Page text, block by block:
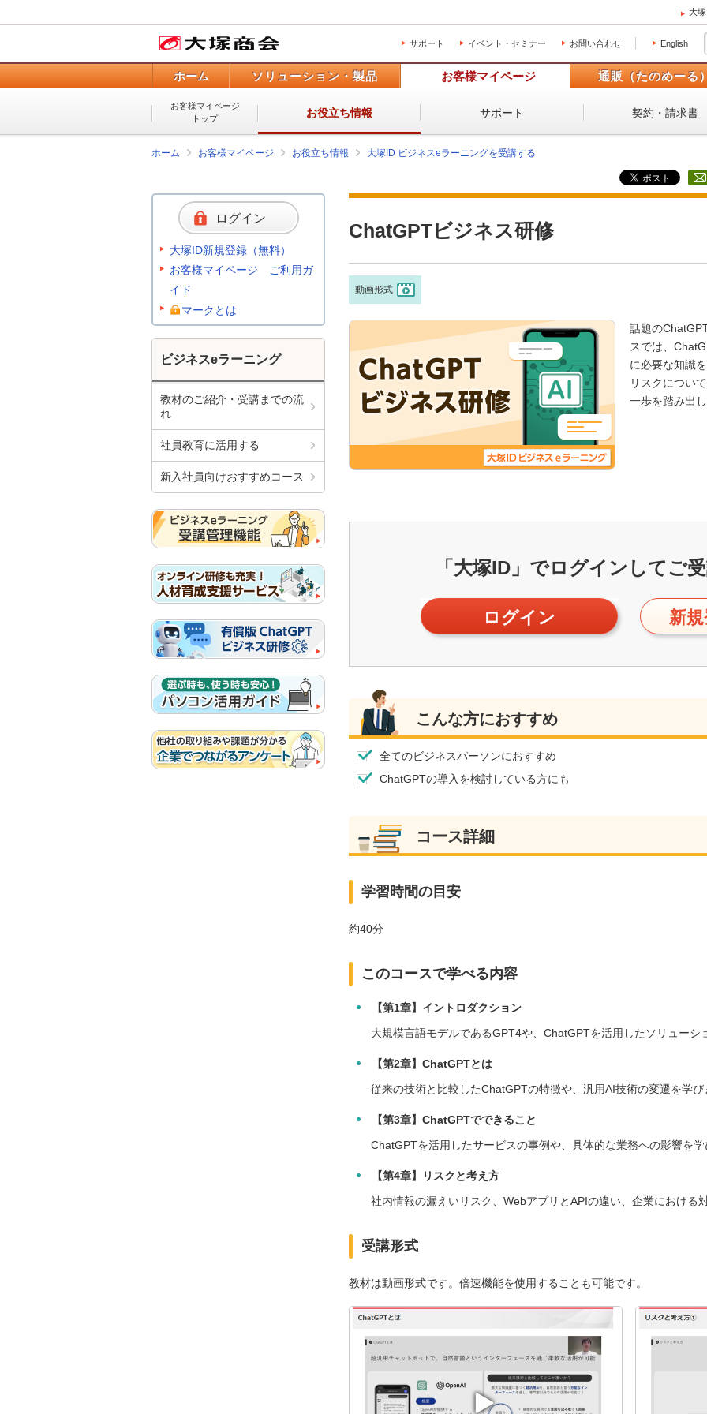
大
サポート イベント・セミナー お問い合わせ English
ホーム ソリューション・製品 お客様マイページ 通販（たのめーる）
お客様マイページ
トップ
お役立ち情報 サポート 契約・請求書
ホーム お客様マイページ お役立ち情報 大塚ID ビジネスeラーニングを受講する
ChatGPTビジネス研修
動画形式
話題の
スでは、
に必要な知識
リスクについ
一歩を踏み出し
「大塚ID」でログインしてご受
ログイン 新規
こんな方におすすめ
全てのビジネスパーソンにおすすめ
ChatGPTの導入を検討している方にも
コース詳細
学習時間の目安
約40分
このコースで学べる内容
【第1章】イントロダクション
大規模言語モデルであるGPT4や、ChatGPTを活用したソリューシ
【第2章】ChatGPTとは
従来の技術と比較したChatGPTの特徴や、汎用AI技術の変遷を学び
【第3章】ChatGPTでできること
ChatGPTを活用したサービスの事例や、具体的な業務への影響を学
【第4章】リスクと考え方
社内情報の漏えいリスク、WebアプリとAPIの違い、企業における
受講形式
教材は動画形式です。倍速機能を使用することも可能です。
ログイン
大塚ID新規登録（無料）
お客様マイページ ご利用ガ
イド
マークとは
ビジネスeラーニング
教材のご紹介・受講までの流
れ
社員教育に活用する
新入社員向けおすすめコース